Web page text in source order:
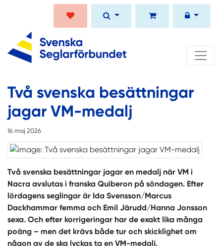
Två svenska besättningar
jagar VM-medalj
16 maj 2026
Två svenska besättningar jagar en medalj när VM i
Nacra avslutas i franska Quiberon på söndagen. Efter
lördagens seglingar är Ida Svensson/Marcus
Dackhammar femma och Emil Järudd/Hanna Jonsson
sexa. Och efter korrigeringar har de exakt lika många
poäng – men det krävs både tur och skicklighet om
någon av de ska lyckas ta en VM-medalj.